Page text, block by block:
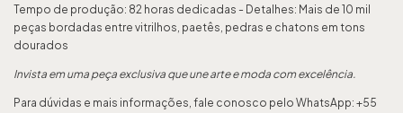
Tempo de produção: 82 horas dedicadas - Detalhes: Mais de 10 mil
peças bordadas entre vitrilhos, paetês, pedras e chatons em tons
dourados
Invista em uma peça exclusiva que une arte e moda com excelência.
Para dúvidas e mais informações, fale conosco pelo WhatsApp: +55